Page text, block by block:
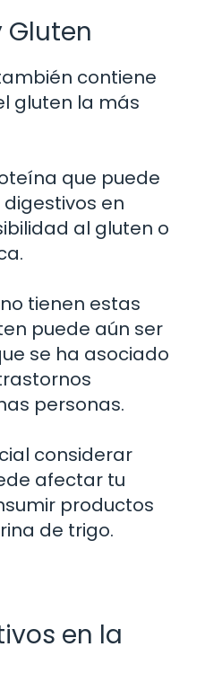
Gluten
contiene
gluten la más
que puede
en
al gluten o
tienen estas
puede aún ser
se ha asociado
personas.
considerar
afectar tu
productos
de trigo.
en la